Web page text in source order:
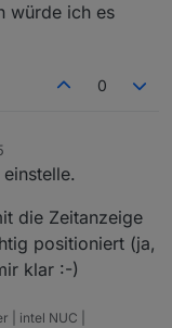
würde ich es
0
die Zeitanzeige
positioniert (ja,
klar :-)
| intel NUC |